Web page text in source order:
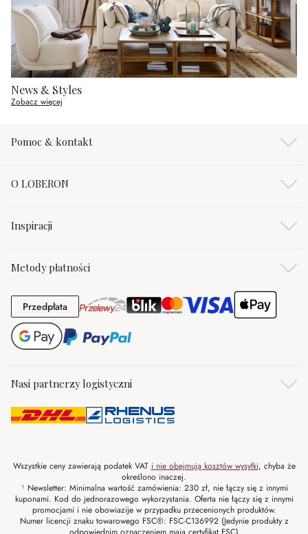
News & Styles
Zobacz więcej
Pomoc & kontakt
O LOBERON
Inspiracji
Metody płatności
PrzedpłataPrzedpłata
Nasi partnerzy logistyczni
Wszystkie ceny zawierają podatek VAT i nie obejmują kosztów wysyłki, chyba że
określono inaczej.
¹ Newsletter: Minimalna wartość zamówienia: 230 zł, nie łączy się z innymi
kuponami. Kod do jednorazowego wykorzystania. Oferta nie łączy się z innymi
promocjami i nie obowiazije w przypadku przecenionych produktów.
Numer licencji znaku towarowego FSC®: FSC-C136992 (Jedynie produkty z